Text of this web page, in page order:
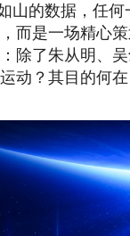
山的数据，任
而是一场精心
除了朱从明、
动？其目的何在